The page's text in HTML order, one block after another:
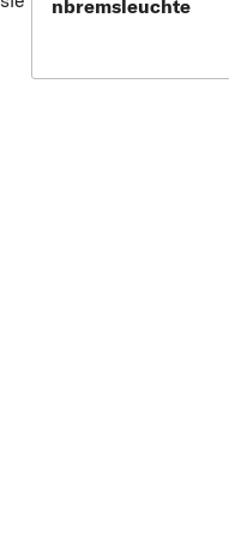
nbremsleuchte